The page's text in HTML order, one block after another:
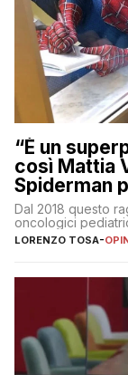
“È un
così Mattia
Spiderman
Dal 2018 questo
oncologici
LORENZO TOSA-